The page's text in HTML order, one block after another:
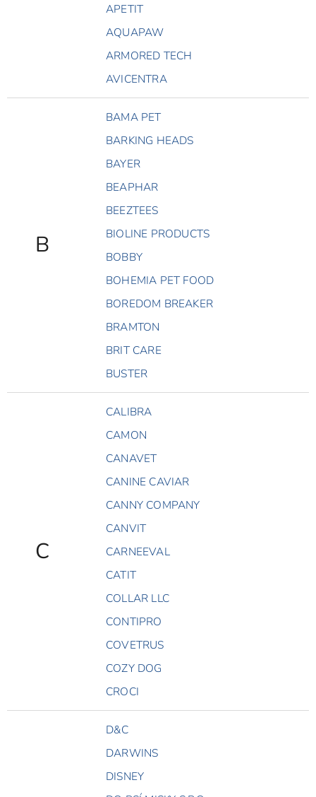
APETIT
AQUAPAW
ARMORED TECH
AVICENTRA
B
BAMA PET
BARKING HEADS
BAYER
BEAPHAR
BEEZTEES
BIOLINE PRODUCTS
BOBBY
BOHEMIA PET FOOD
BOREDOM BREAKER
BRAMTON
BRIT CARE
BUSTER
C
CALIBRA
CAMON
CANAVET
CANINE CAVIAR
CANNY COMPANY
CANVIT
CARNEEVAL
CATIT
COLLAR LLC
CONTIPRO
COVETRUS
COZY DOG
CROCI
D&C
DARWINS
DISNEY